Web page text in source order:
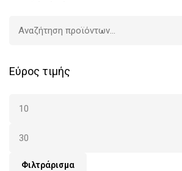
Εύρος τιμής
Φιλτράρισμα